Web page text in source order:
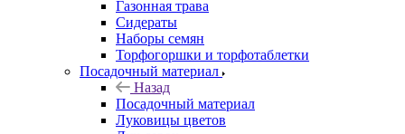
Газонная трава
Сидераты
Наборы семян
Торфогоршки и торфотаблетки
Посадочный материал
Назад
Посадочный материал
Луковицы цветов